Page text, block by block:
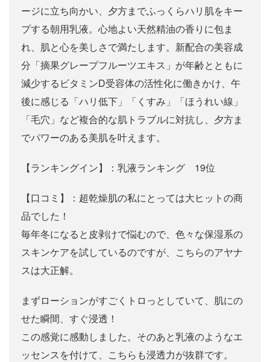
ージに立ち向かい、夕方までふっくらハリ肌をキー
プする朝用乳液。心地よい天然精油の香りに包ま
れ、肌と心を美しさで満たします。新配合の美容成
分「摘果グレープフルーツエキス」が年齢とともに
減少するビタミンD受容体の活性化に働きかけ、午
後に感じる「ハリ低下」「くすみ」「ほうれい線」
「毛穴」など複合的な肌トラブルに対抗し、夕方ま
でパワーのある美肌を叶えます。
【ランキングイン】：乳液ランキング 19位
【口コミ】：超乾燥肌の私にとっては大ヒットの商
品でした！
毎年冬になると皮剥けで悩むので、色々な保湿系の
スキンケアを試しているのですが、こちらのアヤナ
スは大正解。
まずローションがすごくトロっとしていて、肌にの
せた瞬間、すぐ浸透！
この感覚に感動しました。そのあと乳液のようなエ
ッセンスを付けて、こちらも浸透力が抜群です。